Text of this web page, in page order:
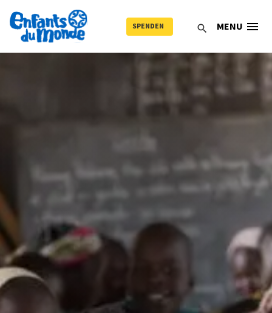
search
SPENDEN MENU menu